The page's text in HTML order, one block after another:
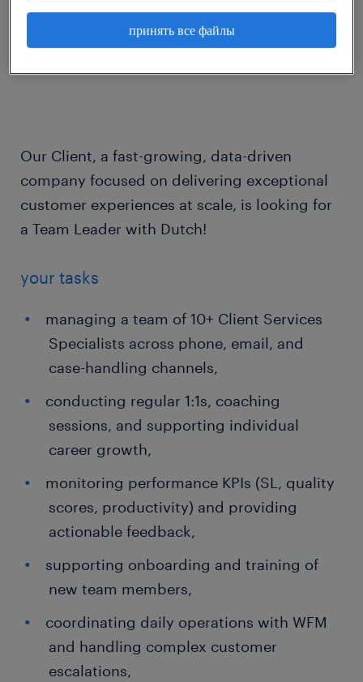
contact-center environments and can
seamlessly switch between supporting your
Our Client, a fast-growing, data-driven
company focused on delivering exceptional
customer experiences at scale, is looking for
a Team Leader with Dutch!
your tasks
managing a team of 10+ Client Services
Specialists across phone, email, and
case-handling channels,
conducting regular 1:1s, coaching
sessions, and supporting individual
career growth,
monitoring performance KPIs (SL, quality
scores, productivity) and providing
actionable feedback,
supporting onboarding and training of
new team members,
coordinating daily operations with WFM
and handling complex customer
escalations,
принять все файлы